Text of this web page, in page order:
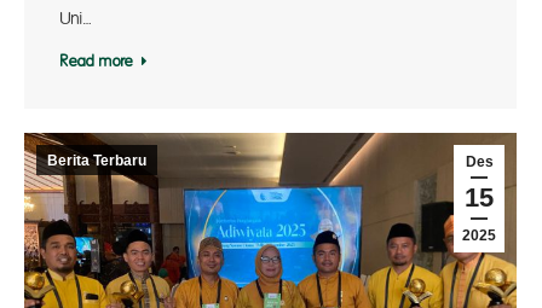
Uni…
Read more
Des
15
2025
Berita Terbaru